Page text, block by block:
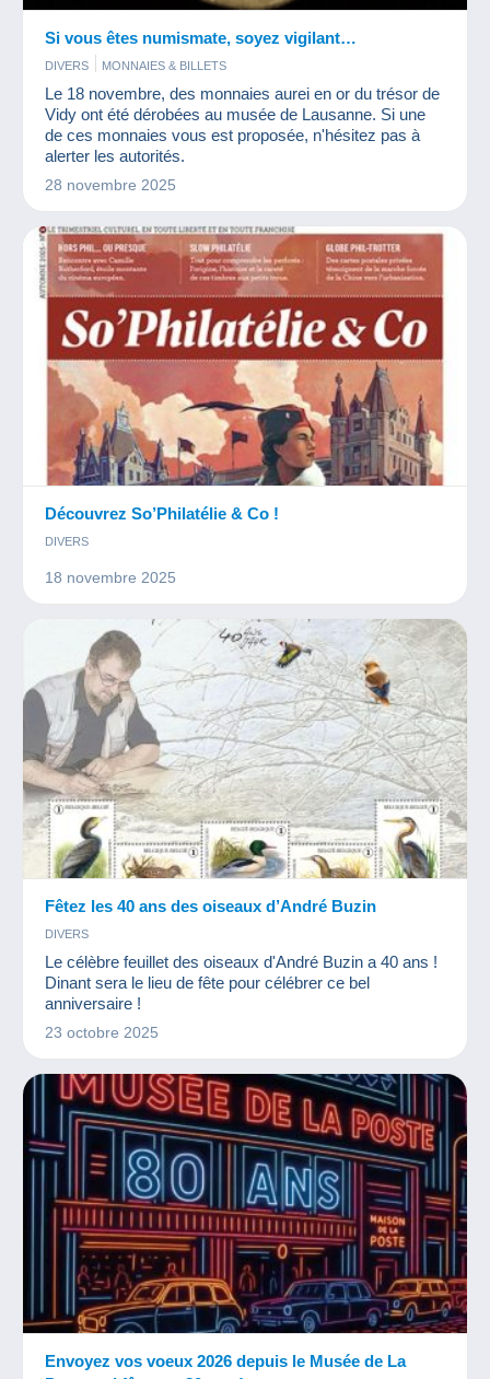
Si vous êtes numismate, soyez vigilant…
DIVERS MONNAIES & BILLETS
Le 18 novembre, des monnaies aurei en or du trésor de
Vidy ont été dérobées au musée de Lausanne. Si une
de ces monnaies vous est proposée, n'hésitez pas à
alerter les autorités.
28 novembre 2025
Découvrez So’Philatélie & Co !
DIVERS
18 novembre 2025
Fêtez les 40 ans des oiseaux d’André Buzin
DIVERS
Le célèbre feuillet des oiseaux d'André Buzin a 40 ans !
Dinant sera le lieu de fête pour célébrer ce bel
anniversaire !
23 octobre 2025
Envoyez vos voeux 2026 depuis le Musée de La